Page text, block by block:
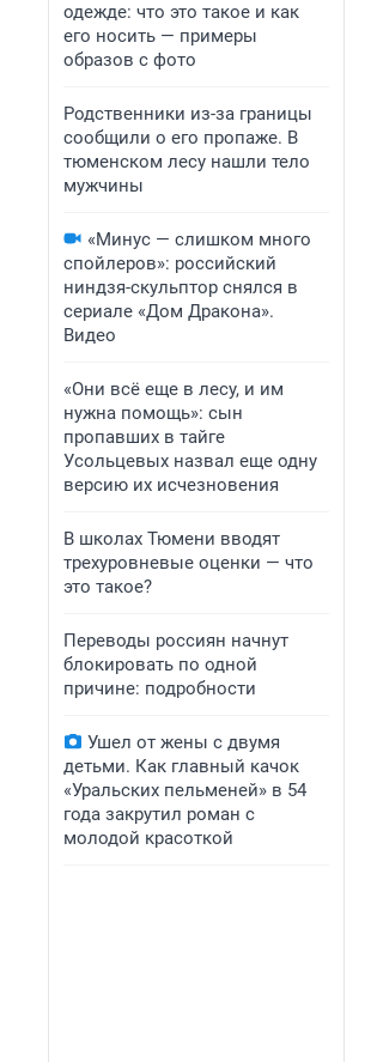
одежде: что это такое и как
его носить — примеры
образов с фото
Родственники из-за границы
сообщили о его пропаже. В
тюменском лесу нашли тело
мужчины
«Минус — слишком много
спойлеров»: российский
ниндзя-скульптор снялся в
сериале «Дом Дракона».
Видео
«Они всё еще в лесу, и им
нужна помощь»: сын
пропавших в тайге
Усольцевых назвал еще одну
версию их исчезновения
В школах Тюмени вводят
трехуровневые оценки — что
это такое?
Переводы россиян начнут
блокировать по одной
причине: подробности
Ушел от жены с двумя
детьми. Как главный качок
«Уральских пельменей» в 54
года закрутил роман с
молодой красоткой